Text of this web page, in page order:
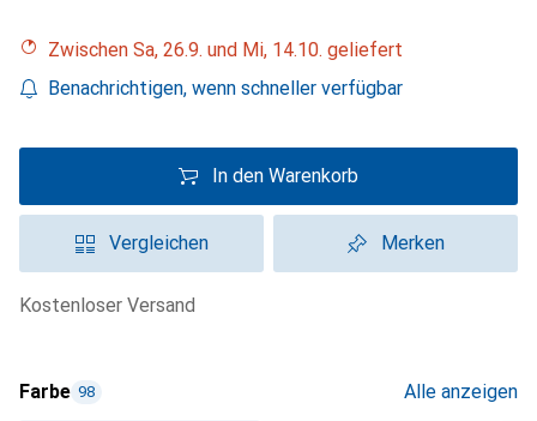
Zwischen Sa, 26.9. und Mi, 14.10. geliefert
Benachrichtigen, wenn schneller verfügbar
In den Warenkorb
Vergleichen Merken
kostenloser Versand
Farbe 98 Alle anzeigen